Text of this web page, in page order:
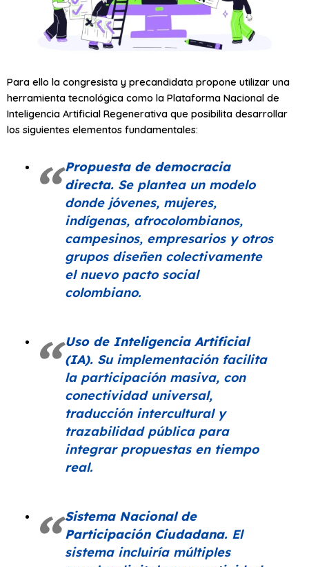
Para ello la congresista y precandidata propone utilizar una
herramienta tecnológica como la Plataforma Nacional de
Inteligencia Artificial Regenerativa que posibilita desarrollar
los siguientes elementos fundamentales:
Propuesta de democracia
directa.Se plantea un modelo
donde jóvenes, mujeres,
indígenas, afrocolombianos,
campesinos, empresarios y otros
grupos diseñen colectivamente
el nuevo pacto social
colombiano.
Uso de Inteligencia Artificial
(IA).Su implementación facilita
la participación masiva, con
conectividad universal,
traducción intercultural y
trazabilidad pública para
integrar propuestas en tiempo
real.
Sistema Nacional de
Participación Ciudadana.El
sistema incluiría múltiples